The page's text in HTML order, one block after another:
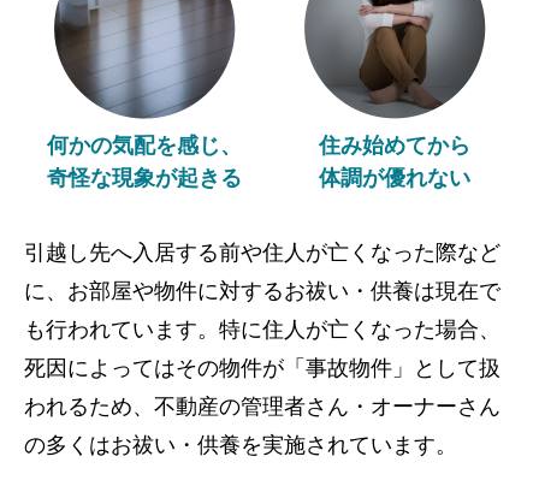
何かの気配を感じ、
奇怪な現象が起きる
住み始めてから
体調が優れない
引越し先へ入居する前や住人が亡くなった際など
に、お部屋や物件に対するお祓い・供養は現在で
も行われています。特に住人が亡くなった場合、
死因によってはその物件が「事故物件」として扱
われるため、不動産の管理者さん・オーナーさん
の多くはお祓い・供養を実施されています。